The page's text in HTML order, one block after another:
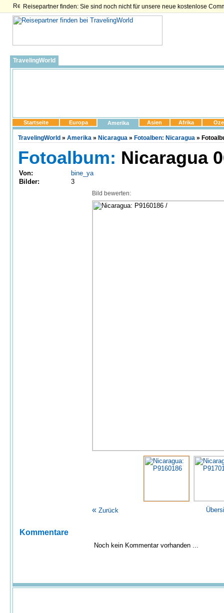
Reisepartner finden: Sie sind noch nicht für unsere neue kostenlose
TravelingWorld
Startseite Europa Amerika Asien Afrika
TravelingWorld » Amerika » Nicaragua » Fotoalben: Nicaragua »
Fotoalbum: Nicaragua
Von:
bine_ya
Bilder:
3
Bild bewerten:
« Zurück
Kommentare
Noch kein Kommentar vorhanden ...